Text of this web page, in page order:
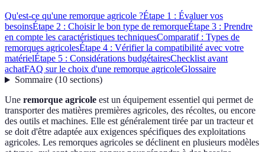
Qu'est-ce qu'une remorque agricole ?Étape 1 : Évaluer vos
besoinsÉtape 2 : Choisir le bon type de remorqueÉtape 3 : Prendre
en compte les caractéristiques techniquesComparatif : Types de
remorques agricolesÉtape 4 : Vérifier la compatibilité avec votre
matérielÉtape 5 : Considérations budgétairesChecklist avant
achatFAQ sur le choix d'une remorque agricoleGlossaire
Sommaire(10 sections)
Une remorque agricole est un équipement essentiel qui permet de
transporter des matières premières agricoles, des récoltes, ou encore
des outils et machines. Elle est généralement tirée par un tracteur et
se doit d'être adaptée aux exigences spécifiques des exploitations
agricoles. Les remorques agricoles se déclinent en plusieurs modèles